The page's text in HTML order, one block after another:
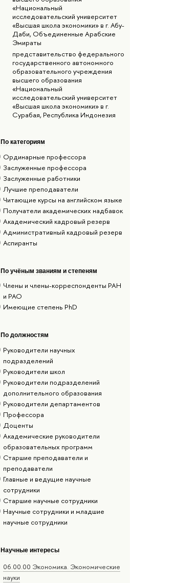
«Национальный
исследовательский университет
«Высшая школа экономики» в г. Абу-
Даби, Объединенные Арабские
Эмираты
представительство федерального
государственного автономного
образовательного учреждения
высшего образования
«Национальный
исследовательский университет
«Высшая школа экономики» в г.
Сурабая, Республика Индонезия
По категориям
Ординарные профессора
Заслуженные профессора
Заслуженные работники
Лучшие преподаватели
Читающие курсы на английском языке
Получатели академических надбавок
Академический кадровый резерв
Административный кадровый резерв
Аспиранты
По учёным званиям и степеням
Члены и члены-корреспонденты РАН
и РАО
Имеющие степень PhD
По должностям
Руководители научных
подразделений
Руководители школ
Руководители подразделений
дополнительного образования
Руководители департаментов
Профессора
Доценты
Академические руководители
образовательных программ
Старшие преподаватели и
преподаватели
Главные и ведущие научные
сотрудники
Старшие научные сотрудники
Научные сотрудники и младшие
научные сотрудники
Научные интересы
06.00.00 Экономика. Экономические
науки